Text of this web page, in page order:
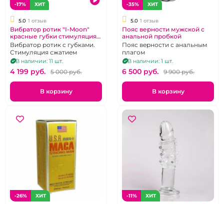
-17% ХИТ
5.0 1 отзыв
Вибратор ротик "I-Moon"
красные губки стимуляция
сжатием
Вибратор ротик с губками.
Стимуляция сжатием
В наличии: 11 шт.
4 199 pуб. 5 000 pуб.
В корзину
-35% ХИТ
5.0 1 отзыв
Пояс верности мужской с
анальной пробкой
Пояс верности с анальным
плагом
В наличии: 1 шт.
6 500 pуб. 9 900 pуб.
В корзину
-26% ХИТ -11% ХИТ